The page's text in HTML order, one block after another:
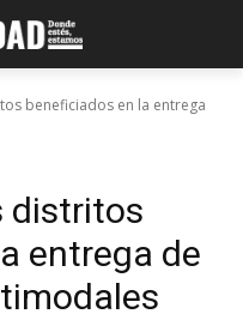
beneficiados en la entrega
distritos
entrega de